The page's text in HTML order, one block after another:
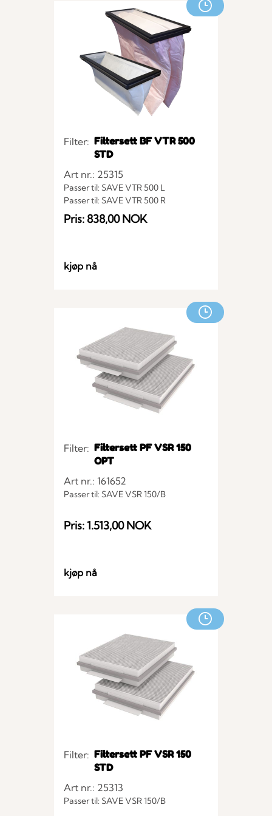
Filter: Filtersett BF VTR 500
STD
Art nr.: 25315
Passer til: SAVE VTR 500 L
Passer til: SAVE VTR 500 R
Pris: 838,00 NOK
kjøp nå
Filter: Filtersett PF VSR 150
OPT
Art nr.: 161652
Passer til: SAVE VSR 150/B
Pris: 1.513,00 NOK
kjøp nå
Filter: Filtersett PF VSR 150
STD
Art nr.: 25313
Passer til: SAVE VSR 150/B